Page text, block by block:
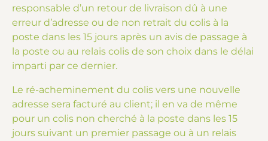
responsable d’un retour de livraison dû à une
erreur d’adresse ou de non retrait du colis à la
poste dans les 15 jours après un avis de passage à
la poste ou au relais colis de son choix dans le délai
imparti par ce dernier.
Le ré-acheminement du colis vers une nouvelle
adresse sera facturé au client; il en va de même
pour un colis non cherché à la poste dans les 15
jours suivant un premier passage ou à un relais